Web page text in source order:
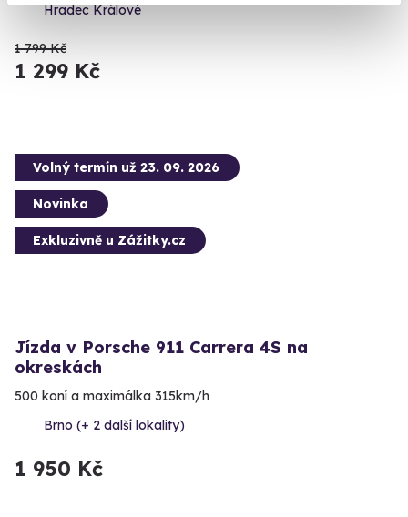
Hradec Králové
1 799 Kč
1 299 Kč
Volný termín už 23. 09. 2026
Novinka
Exkluzivně u Zážitky.cz
Jízda v Porsche 911 Carrera 4S na
okreskách
500 koní a maximálka 315km/h
Brno (+ 2 další lokality)
1 950 Kč